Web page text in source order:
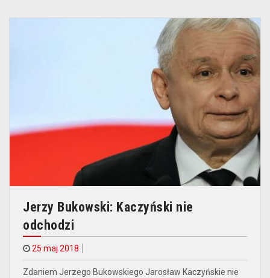
Jerzy Bukowski: Kaczyński nie
odchodzi
25 maj 2018
Zdaniem Jerzego Bukowskiego Jarosław Kaczyńskie nie